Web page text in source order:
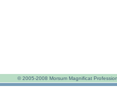
© 2005-2008 Morsum Magnificat